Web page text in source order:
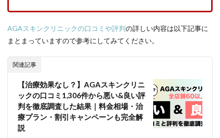
ポー
ト体
制と
ライ
療｜
治療
継続
を支
える
み
AGAスキンクリニックの口コミや評判の詳しい内容は以下記事に
まとまっていますので参考にしてみてください。
関連記事
【治療効果なし？】AGAスキンクリニ
ックの口コミ1,306件から悪い&良い評
判を徹底調査した結果｜料金相場・治
療プラン・割引キャンペーンも完全解
説